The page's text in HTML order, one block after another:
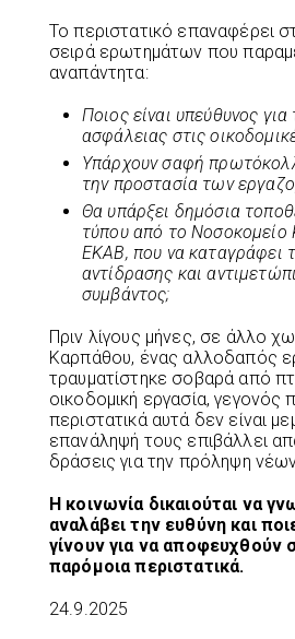
Το περιστατικό επαναφέρει
σειρά ερωτημάτων που
αναπάντητα:
Ποιος είναι υπεύθυνος
ασφάλειας στις
Υπάρχουν σαφή
την προστασία των
Θα υπάρξει δημόσια
τύπου από το Νοσοκομείο
ΕΚΑΒ, που να καταγράφει
αντίδρασης και
συμβάντος;
Πριν λίγους μήνες, σε άλλο
Καρπάθου, ένας αλλοδαπός
τραυματίστηκε σοβαρά από
οικοδομική εργασία, γεγονός
περιστατικά αυτά δεν είναι
επανάληψή τους επιβάλλει
δράσεις για την πρόληψη
Η κοινωνία δικαιούται να
αναλάβει την ευθύνη και
γίνουν για να αποφευχθούν
παρόμοια περιστατικά.
24.9.2025